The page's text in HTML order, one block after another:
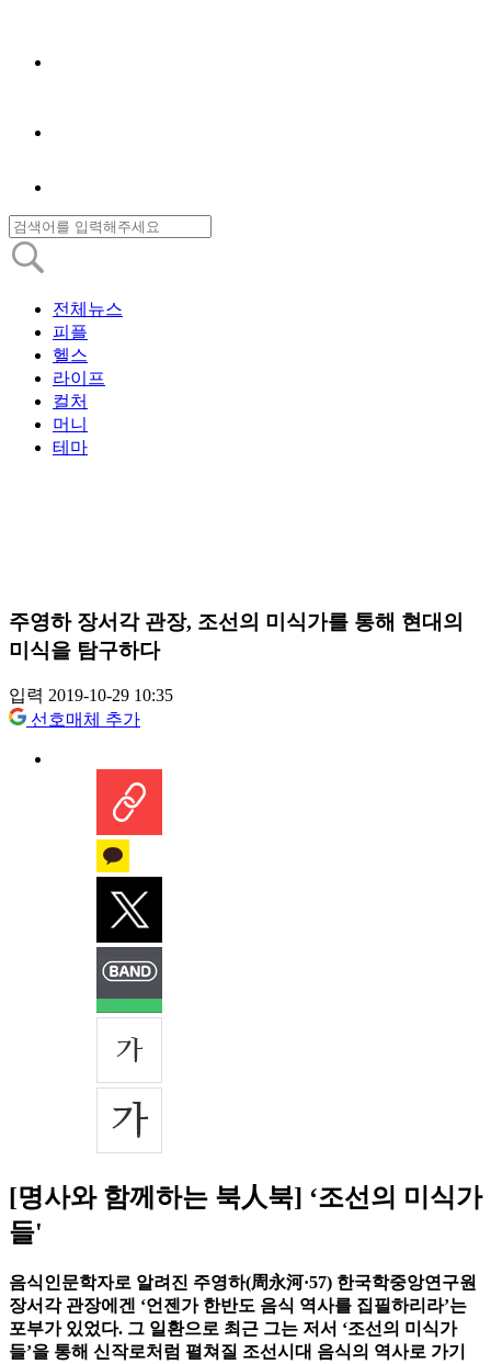
전체뉴스
피플
헬스
라이프
컬처
머니
테마
주영하 장서각 관장, 조선의 미식가를 통해 현대의
미식을 탐구하다
입력 2019-10-29 10:35
선호매체 추가
[명사와 함께하는 북人북] ‘조선의 미식가
들'
음식인문학자로 알려진 주영하(周永河·57) 한국학중앙연구원
장서각 관장에겐 ‘언젠가 한반도 음식 역사를 집필하리라’는
포부가 있었다. 그 일환으로 최근 그는 저서 ‘조선의 미식가
들’을 통해 신작로처럼 펼쳐질 조선시대 음식의 역사로 가기